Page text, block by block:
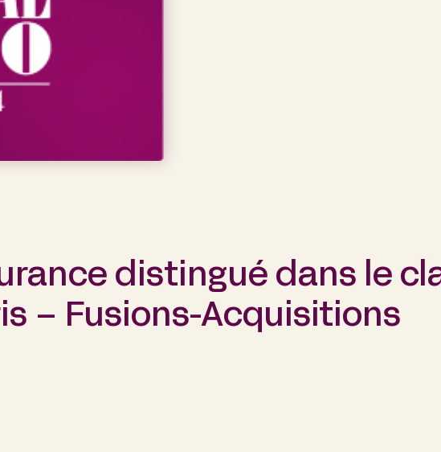
distingué dans le
– Fusions-Acquisitions